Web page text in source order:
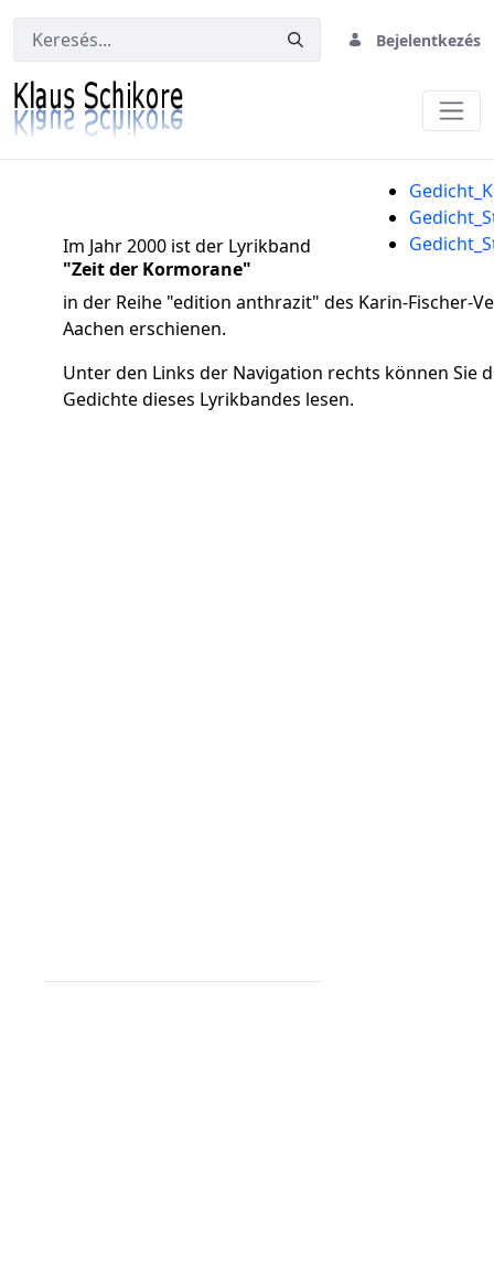
Bejelentkezés
Im Jahr 2000 ist der Lyrikband
"Zeit der Kormorane"
in der Reihe "edition anthrazit" des Karin-Fischer-
Aachen erschienen.
Unter den Links der Navigation rechts können Sie
Gedichte dieses Lyrikbandes lesen.